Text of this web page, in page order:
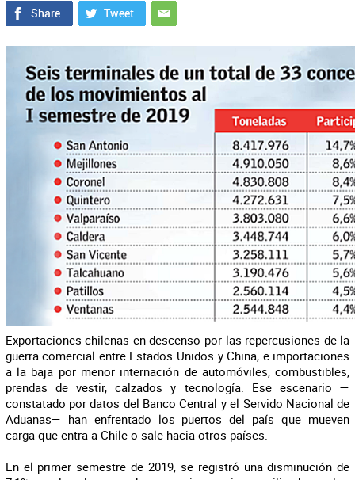
Exportaciones chilenas en descenso por las repercusiones de la
guerra comercial entre Estados Unidos y China, e importaciones
a la baja por menor internación de automóviles, combustibles,
prendas de vestir, calzados y tecnología. Ese escenario —
constatado por datos del Banco Central y el Servido Nacional de
Aduanas— han enfrentado los puertos del país que mueven
carga que entra a Chile o sale hacia otros países.
En el primer semestre de 2019, se registró una disminución de